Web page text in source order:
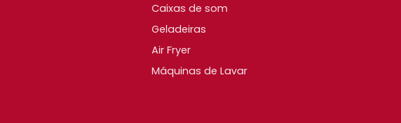
Caixas de som
Geladeiras
Air Fryer
Máquinas de Lavar